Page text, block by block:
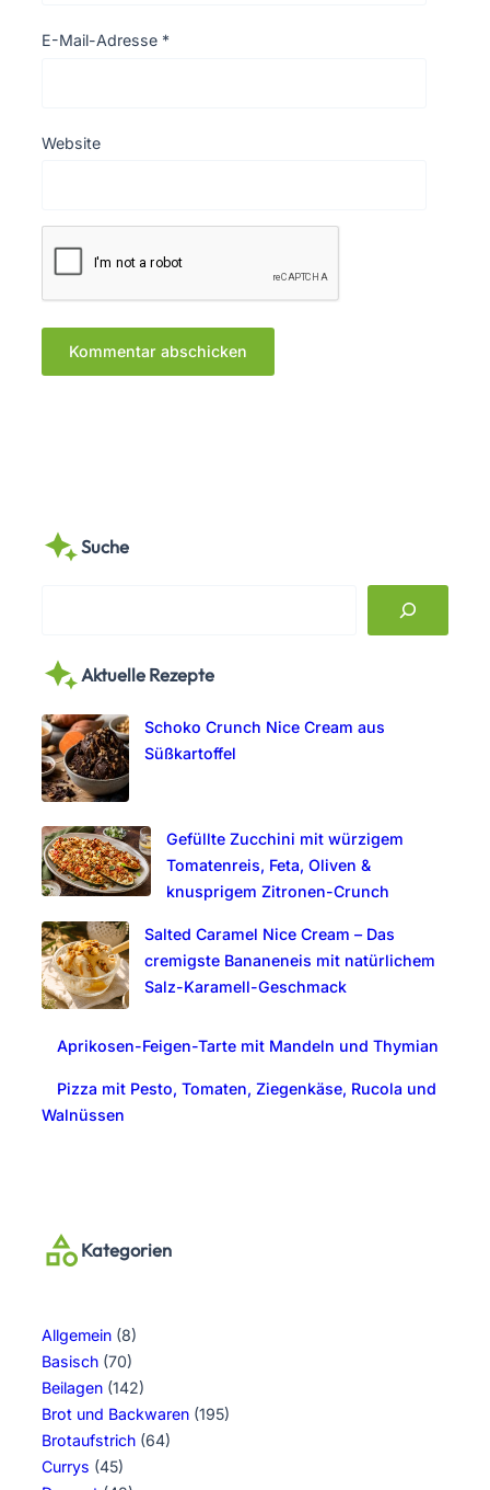
E-Mail-Adresse *
Website
Suche
r
h
Aktuelle Rezepte
Schoko Crunch Nice Cream aus
Süßkartoffel
Gefüllte Zucchini mit würzigem
Tomatenreis, Feta, Oliven &
knusprigem Zitronen-Crunch
Salted Caramel Nice Cream – Das
cremigste Bananeneis mit natürlichem
Salz-Karamell-Geschmack
Aprikosen-Feigen-Tarte mit Mandeln und Thymian
Pizza mit Pesto, Tomaten, Ziegenkäse, Rucola und
Walnüssen
Kategorien
Allgemein (8)
Basisch (70)
Beilagen (142)
Brot und Backwaren (195)
Brotaufstrich (64)
Currys (45)